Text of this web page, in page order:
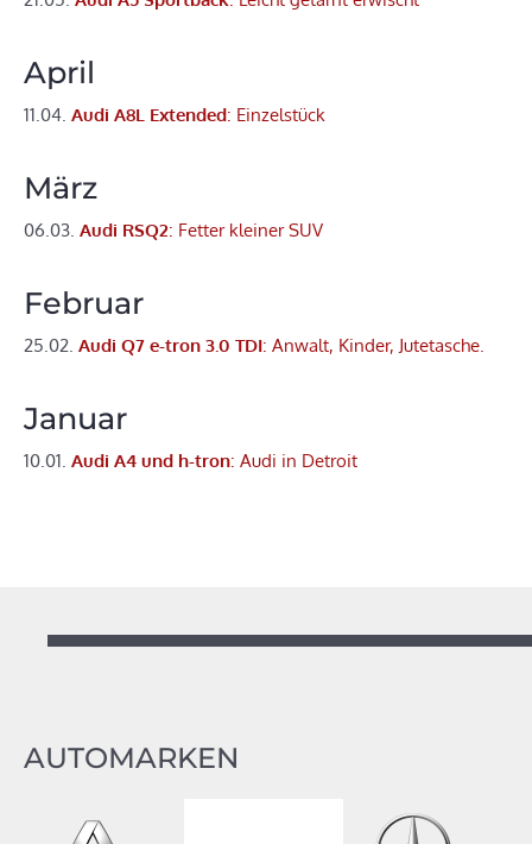
April
11.04. Audi A8L Extended: Einzelstück
März
06.03. Audi RSQ2: Fetter kleiner SUV
Februar
25.02. Audi Q7 e-tron 3.0 TDI: Anwalt, Kinder, Jutetasche.
Januar
10.01. Audi A4 und h-tron: Audi in Detroit
AUTOMARKEN